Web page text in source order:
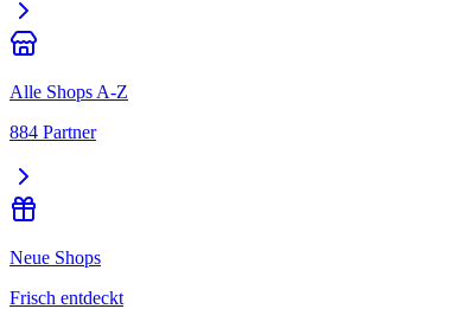
Alle Shops A-Z
884 Partner
Neue Shops
Frisch entdeckt